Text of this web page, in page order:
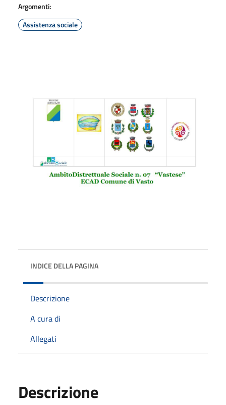
Argomenti:
Assistenza sociale
INDICE DELLA PAGINA
Descrizione
A cura di
Allegati
Descrizione